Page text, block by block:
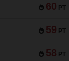
60 PT
59 PT
58 PT